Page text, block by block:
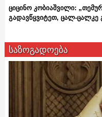
ციცინო კობიაშვილი:
გადავწყვიტეთ, ცალ-ცალკე
საზოგადოება